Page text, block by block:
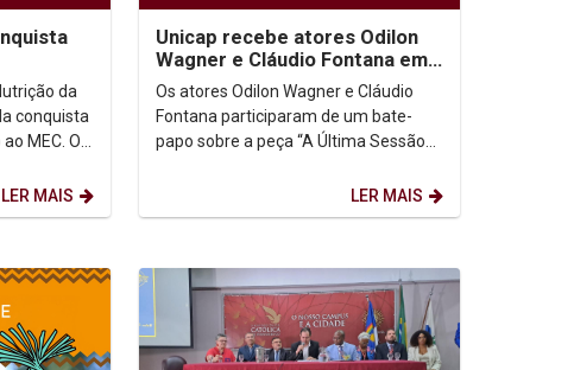
da
conquista
MEC. O
LER MAIS
Unicap recebe atores Odilon
Wagner e Cláudio Fontana em
bate-papo sobre peça
Os atores Odilon Wagner e Cláudio
Fontana participaram de um bate-
papo sobre a peça “A Última Sessão
LER MAIS